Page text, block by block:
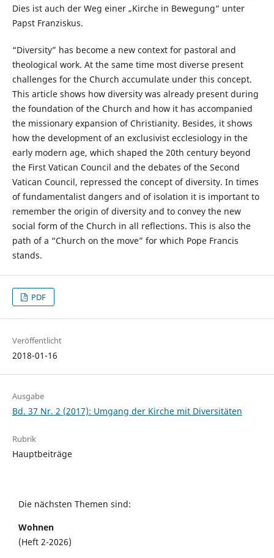
Dies ist auch der Weg einer „Kirche in Bewegung“ unter
Papst Franziskus.
“Diversity” has become a new context for pastoral and
theological work. At the same time most diverse present
challenges for the Church accumulate under this concept.
This article shows how diversity was already present during
the foundation of the Church and how it has accompanied
the missionary expansion of Christianity. Besides, it shows
how the development of an exclusivist ecclesiology in the
early modern age, which shaped the 20th century beyond
the First Vatican Council and the debates of the Second
Vatican Council, repressed the concept of diversity. In times
of fundamentalist dangers and of isolation it is important to
remember the origin of diversity and to convey the new
social form of the Church in all reflections. This is also the
path of a “Church on the move” for which Pope Francis
stands.
PDF
Veröffentlicht
2018-01-16
Ausgabe
Bd. 37 Nr. 2 (2017): Umgang der Kirche mit Diversitäten
Rubrik
Hauptbeiträge
Die nächsten Themen sind:
Wohnen
(Heft 2-2026)